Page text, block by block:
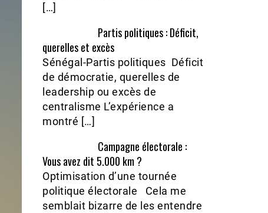
[…]
Partis politiques : Déficit,
querelles et excès
Sénégal-Partis politiques Déficit
de démocratie, querelles de
leadership ou excès de
centralisme L’expérience a
montré […]
Campagne électorale :
Vous avez dit 5.000 km ?
Optimisation d’une tournée
politique électorale Cela me
semblait bizarre de les entendre